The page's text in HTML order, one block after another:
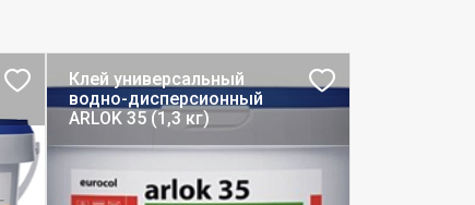
Клей универсальный
водно-дисперсионный
ARLOK 35 (1,3 кг)